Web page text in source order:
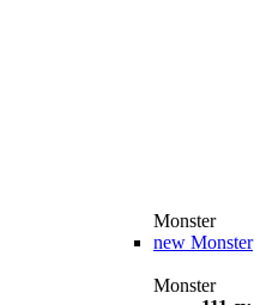
Monster
new Monster
Monster